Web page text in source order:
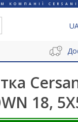
18,